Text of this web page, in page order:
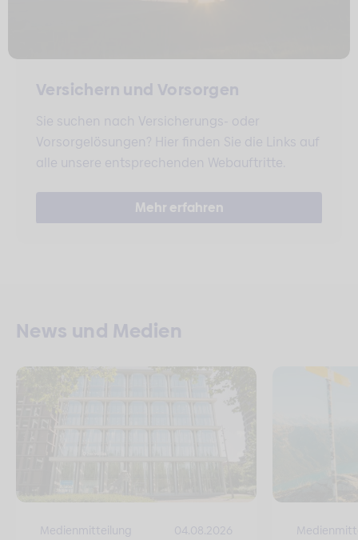
Versichern und Vorsorgen
Sie suchen nach Versicherungs- oder
Vorsorgelösungen? Hier finden Sie die Links auf
alle unsere entsprechenden Webauftritte.
Mehr erfahren
News und Medien
Medienmitteilung
04.08.2026